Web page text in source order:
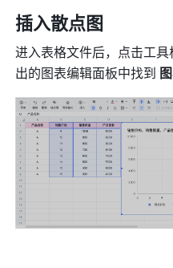
插入散点图
进入表格文件后，点击工
出的图表编辑面板中找到